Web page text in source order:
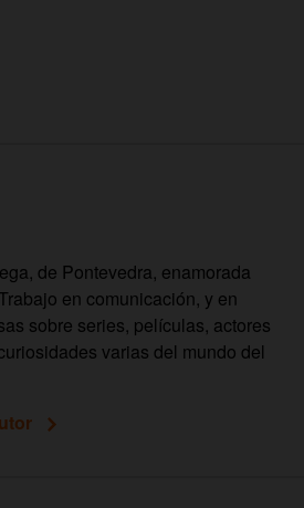
de Pontevedra, enamorada
en comunicación, y en
sobre series, películas, actores
varias del mundo del